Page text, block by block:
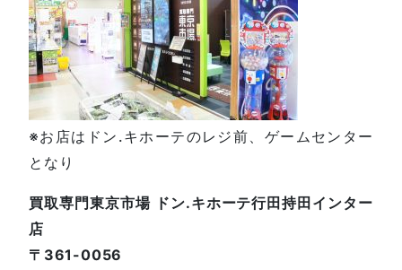
※お店はドン.キホーテのレジ前、ゲームセンター
となり
買取専門東京市場 ドン.キホーテ行田持田インター
店
〒361-0056